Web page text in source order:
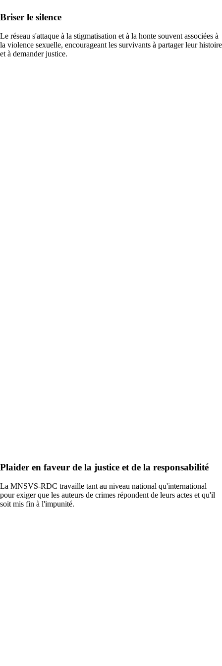
Briser le silence
Le réseau s'attaque à la stigmatisation et à la honte souvent associées à
la violence sexuelle, encourageant les survivants à partager leur histoire
et à demander justice.
Plaider en faveur de la justice et de la responsabilité
La MNSVS-RDC travaille tant au niveau national qu'international
pour exiger que les auteurs de crimes répondent de leurs actes et qu'il
soit mis fin à l'impunité.